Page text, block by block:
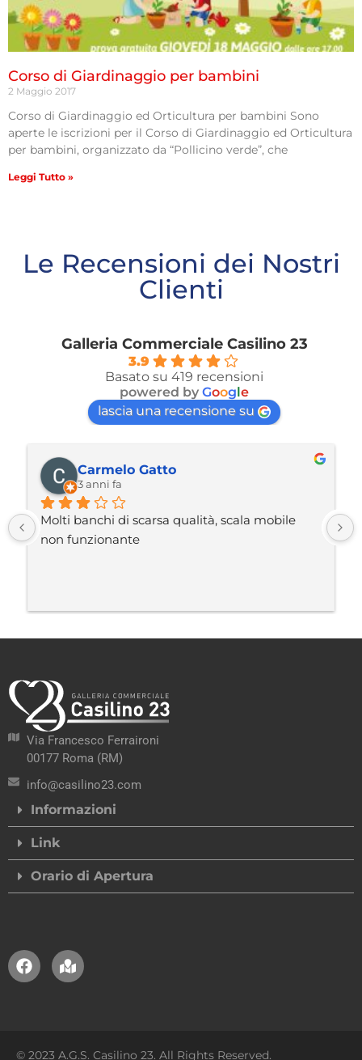
Corso di Giardinaggio per bambini
2 Maggio 2017
Corso di Giardinaggio ed Orticultura per bambini Sono
aperte le iscrizioni per il Corso di Giardinaggio ed Orticultura
per bambini, organizzato da “Pollicino verde”, che
Leggi Tutto »
Le Recensioni dei Nostri
Clienti
Galleria Commerciale Casilino 23
3.9
Basato su 419 recensioni
powered by Google
lascia una recensione su
Luca Scarnati
3 anni fa
Via Francesco Ferraironi
00177 Roma (RM)
info@casilino23.com
Informazioni
Link
Orario di Apertura
© 2023 A.G.S. Casilino 23. All Rights Reserved.